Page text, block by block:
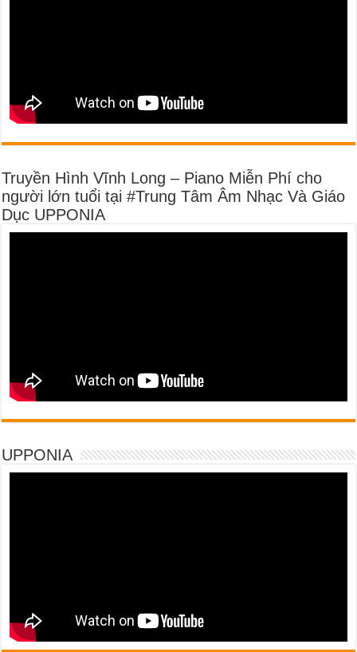
Truyền Hình Vĩnh Long – Piano Miễn Phí cho
người lớn tuổi tại #Trung Tâm Âm Nhạc Và Giáo
Dục UPPONIA
UPPONIA